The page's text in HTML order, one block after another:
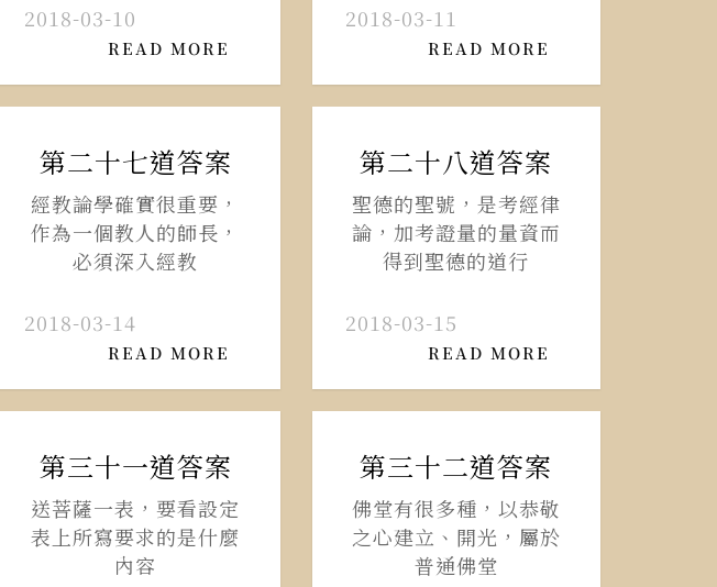
2018-03-10
READ MORE
2018-03-11
READ MORE
第二十七道答案
經教論學確實很重要，
作為一個教人的師長，
必須深入經教
2018-03-14
READ MORE
第二十八道答案
聖德的聖號，是考經律
論，加考證量的量資而
得到聖德的道行
2018-03-15
READ MORE
第三十一道答案
送菩薩一表，要看設定
表上所寫要求的是什麼
內容
第三十二道答案
佛堂有很多種，以恭敬
之心建立、開光，屬於
普通佛堂